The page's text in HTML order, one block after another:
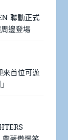
聯動正式
邊登場
來首位可遊